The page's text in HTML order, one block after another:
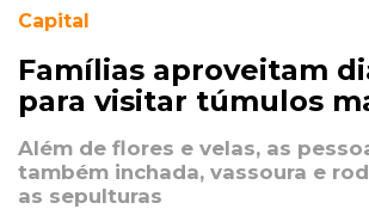
Capital
Famílias aproveitam
para visitar túmulos
Além de flores e velas, as
também inchada, vassoura e
as sepulturas